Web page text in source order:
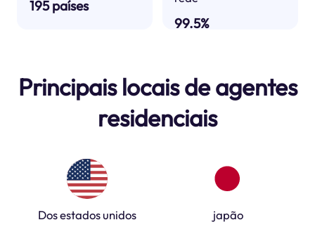
195 países
99.5%
Principais locais de agentes
residenciais
Dos estados unidos japão